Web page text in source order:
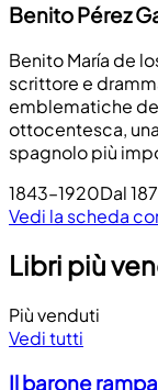
Benito Pérez
Benito María de
scrittore e
emblematiche
ottocentesca,
spagnolo più
1843–1920Dal
Vedi la scheda
Libri più
Più venduti
Vedi tutti
Il barone